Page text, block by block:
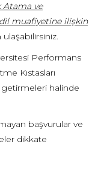
ve
dil muafiyetine ilişkin
ulaşabilirsiniz.
Performans
Kıstasları
halinde
başvurular ve
dikkate